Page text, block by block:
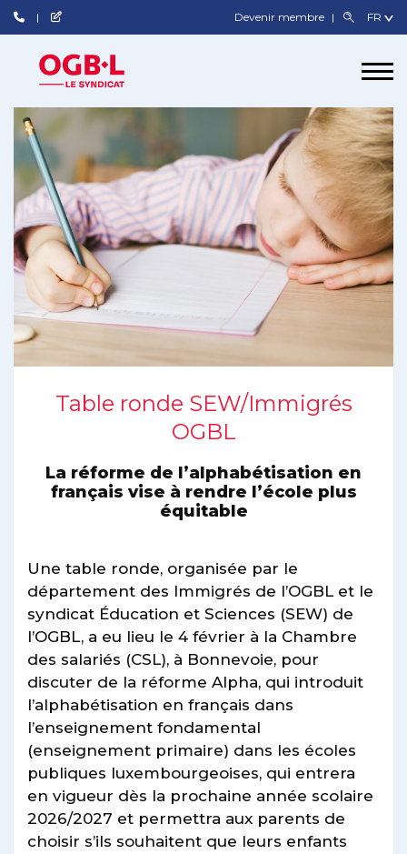
Devenir membre
Table ronde SEW/Immigrés
OGBL
La réforme de l’alphabétisation en
français vise à rendre l’école plus
équitable
Une table ronde, organisée par le
département des Immigrés de l’OGBL et le
syndicat Éducation et Sciences (SEW) de
l’OGBL, a eu lieu le 4 février à la Chambre
des salariés (CSL), à Bonnevoie, pour
discuter de la réforme Alpha, qui introduit
l’alphabétisation en français dans
l’enseignement fondamental
(enseignement primaire) dans les écoles
publiques luxembourgeoises, qui entrera
en vigueur dès la prochaine année scolaire
2026/2027 et permettra aux parents de
choisir s’ils souhaitent que leurs enfants